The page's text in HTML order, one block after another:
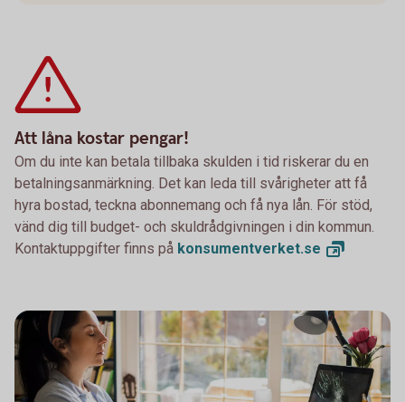
Att låna kostar pengar!
Om du inte kan betala tillbaka skulden i tid riskerar du en
betalningsanmärkning. Det kan leda till svårigheter att få
hyra bostad, teckna abonnemang och få nya lån. För stöd,
vänd dig till budget- och skuldrådgivningen i din kommun.
Kontaktuppgifter finns på konsumentverket.se